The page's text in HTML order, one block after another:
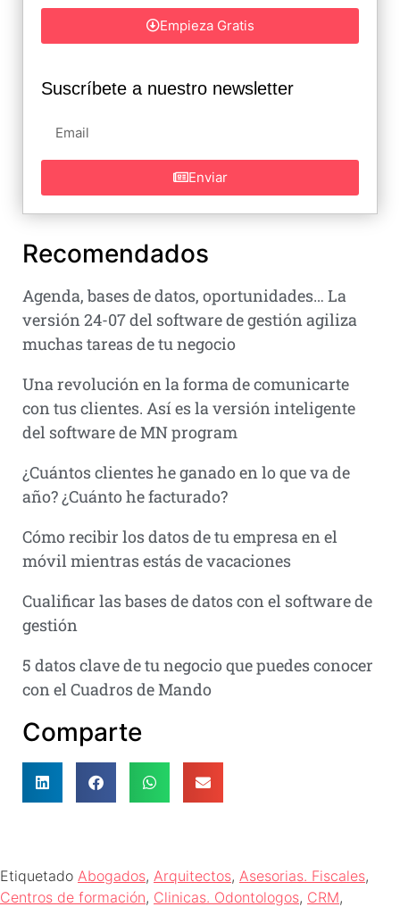
Empieza Gratis
Suscríbete a nuestro newsletter
Enviar
Recomendados
Agenda, bases de datos, oportunidades… La
versión 24-07 del software de gestión agiliza
muchas tareas de tu negocio
Una revolución en la forma de comunicarte
con tus clientes. Así es la versión inteligente
del software de MN program
¿Cuántos clientes he ganado en lo que va de
año? ¿Cuánto he facturado?
Cómo recibir los datos de tu empresa en el
móvil mientras estás de vacaciones
Cualificar las bases de datos con el software de
gestión
5 datos clave de tu negocio que puedes conocer
con el Cuadros de Mando
Comparte
Etiquetado Abogados, Arquitectos, Asesorias. Fiscales,
Centros de formación, Clinicas. Odontologos, CRM,